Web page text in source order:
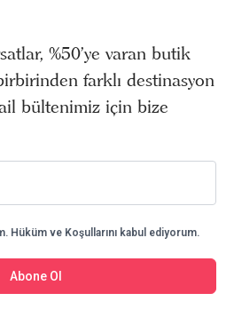
%50’ye varan butik
farklı destinasyon
bültenimiz için bize
Hüküm ve Koşullarını kabul ediyorum.
Abone Ol